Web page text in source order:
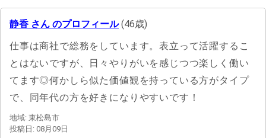
静香 さん のプロフィール(46歳)
仕事は商社で総務をしています。表立って活躍するこ
とはないですが、日々やりがいを感じつつ楽しく働い
てます◎何かしら似た価値観を持っている方がタイプ
で、同年代の方を好きになりやすいです！
地域: 東松島市
投稿日: 08月09日